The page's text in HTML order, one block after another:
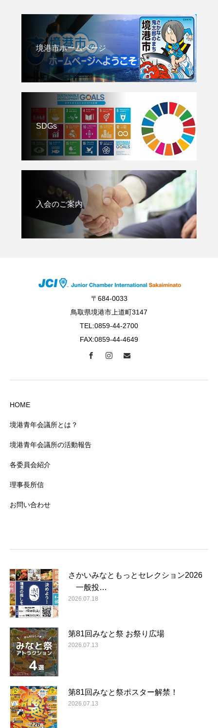
境港市ホームページ
SDGs
入会のご案内
〒684-0033
鳥取県境港市上道町3147
TEL:0859-44-2700
FAX:0859-44-4649
HOME
境港青年会議所とは？
境港青年会議所の活動報告
各委員会紹介
理事長所信
お問い合わせ
さかいみなともっとセレクション2026
一般投…
2026.07.18
第81回みなと祭 お祭り広場
2026.07.13
第81回みなと祭ポスター解禁！
2026.07.13